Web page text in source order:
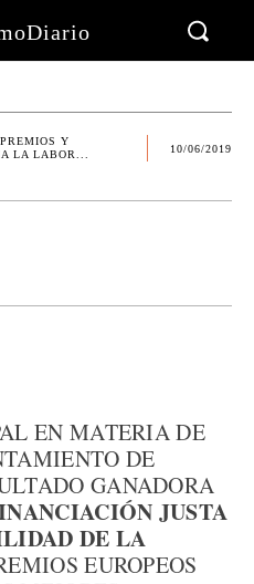
PREMIOS Y
LA LABOR...
10/06/2019
EN MATERIA DE
DE
GANADORA
JUSTA
DE LA
EUROPEOS